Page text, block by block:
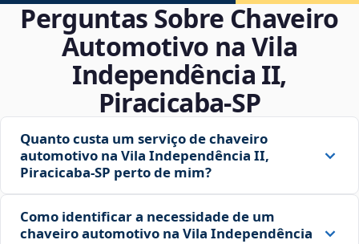
Perguntas Sobre Chaveiro
Automotivo na Vila
Independência II,
Piracicaba‑SP
Quanto custa um serviço de chaveiro
automotivo na Vila Independência II,
Piracicaba‑SP perto de mim?
Como identificar a necessidade de um
chaveiro automotivo na Vila Independência